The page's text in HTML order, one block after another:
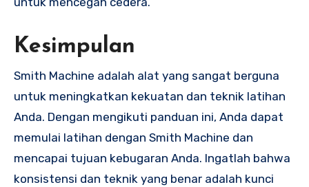
Kesimpulan
Smith Machine adalah alat yang sangat berguna
untuk meningkatkan kekuatan dan teknik latihan
Anda. Dengan mengikuti panduan ini, Anda dapat
memulai latihan dengan Smith Machine dan
mencapai tujuan kebugaran Anda. Ingatlah bahwa
konsistensi dan teknik yang benar adalah kunci